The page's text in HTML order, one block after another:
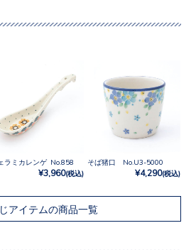
ラミカレンゲ No.858
¥3,960(税込)
そば猪口 No.U3-5000
¥4,290(税込)
アイテムの商品一覧